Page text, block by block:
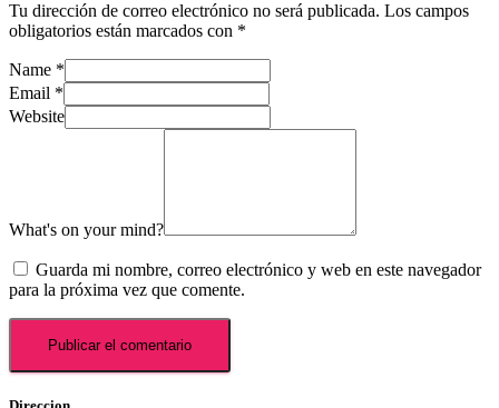
Tu dirección de correo electrónico no será publicada. Los campos
obligatorios están marcados con *
Name *
Email *
Website
What's on your mind?
Guarda mi nombre, correo electrónico y web en este navegador
para la próxima vez que comente.